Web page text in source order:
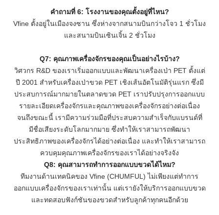
คำถามที่ 6: โรงงานของคุณตั้งอยู่ที่ไหน?
Vfine ตั้งอยู่ในเมืองจงซาน ซึ่งห่างจากสนามบินกว่างโจว 1 ชั่วโมง
และสนามบินเซินเจิ้น 2 ชั่วโมง
Q7: คุณภาพเครื่องจักรของคุณเป็นอย่างไรบ้าง?
วิศวกร R&D ของเราเริ่มออกแบบและพัฒนาเครื่องเป่า PET ตั้งแต่
ปี 2001 สำหรับเครื่องเป่าขวด PET เชิงเส้นอัตโนมัติรุ่นแรก ซึ่งมี
ประสบการณ์มากมายในตลาดขวด PET เราปรับปรุงการออกแบบ
รายละเอียดเครื่องจักรและคุณภาพของเครื่องจักรอย่างต่อเนื่อง
จนถึงขณะนี้ เรามีความร่วมมือที่ประสบความสำเร็จกับแบรนด์ที่
มีชื่อเสียงระดับโลกมากมาย ซึ่งทำให้เราสามารถพัฒนา
ประสิทธิภาพของเครื่องจักรได้อย่างต่อเนื่อง และทำให้เราสามารถ
ควบคุมคุณภาพเครื่องจักรของเราได้อย่างจริงจัง
Q8: คุณสามารถทำการออกแบบขวดได้ไหม?
ทีมงานด้านเทคนิคของ Vfine (CHUMFUL) ไม่เพียงแต่ทำการ
ออกแบบเครื่องจักรของเราเท่านั้น แต่เรายังให้บริการออกแบบขวด
และทดสอบฟังก์ชันของขวดสำหรับลูกค้าทุกคนอีกด้วย